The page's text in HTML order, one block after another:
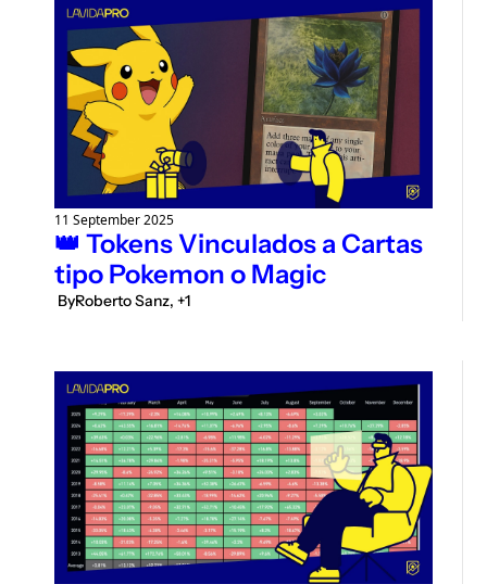
11 September 2025
👑 Tokens Vinculados a Cartas
tipo Pokemon o Magic
ByRoberto Sanz, +1